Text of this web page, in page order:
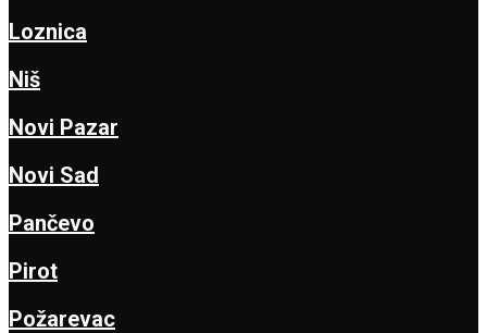
Loznica
Niš
Novi Pazar
Novi Sad
Pančevo
Pirot
Požarevac